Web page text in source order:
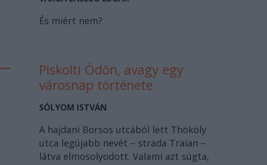
És miért nem?
Piskolti Ödön, avagy egy
városnap története
SÓLYOM ISTVÁN
A hajdani Borsos utcából lett Thököly
utca legújabb nevét – strada Traian –
látva elmosolyodott. Valami azt súgta,